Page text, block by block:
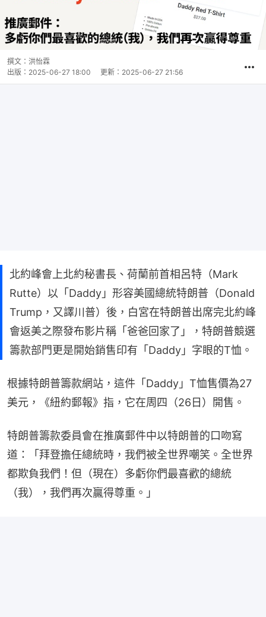
撰文： 洪怡霖
出版： 2025-06-27 18:00 更新： 2025-06-27 21:56
北約峰會上北約秘書長、荷蘭前首相呂特（Mark
Rutte）以「Daddy」形容美國總統特朗普（Donald
Trump，又譯川普）後，白宮在特朗普出席完北約峰
會返美之際發布影片稱「爸爸回家了」，特朗普競選
籌款部門更是開始銷售印有「Daddy」字眼的T恤。
根據特朗普籌款網站，這件「Daddy」T恤售價為27
美元，《紐約郵報》指，它在周四（26日）開售。
特朗普籌款委員會在推廣郵件中以特朗普的口吻寫
道：「拜登擔任總統時，我們被全世界嘲笑。全世界
都欺負我們！但（現在）多虧你們最喜歡的總統
（我），我們再次贏得尊重。」